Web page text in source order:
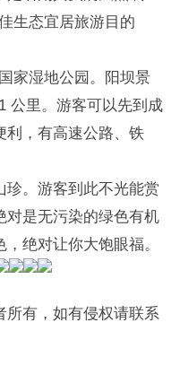
生态宜居旅游目的
家湿地公园。阳坝景
公里。游客可以先到成
利，有高速公路、铁
珍。游客到此不光能赏
对是无污染的绿色有机
绝对让你大饱眼福。
所有，如有侵权请联系